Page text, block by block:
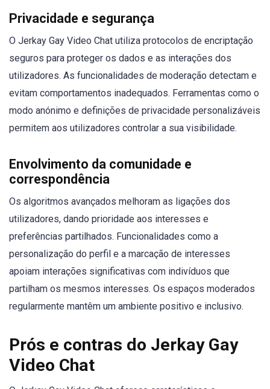
Privacidade e segurança
O Jerkay Gay Video Chat utiliza protocolos de encriptação
seguros para proteger os dados e as interações dos
utilizadores. As funcionalidades de moderação detectam e
evitam comportamentos inadequados. Ferramentas como o
modo anónimo e definições de privacidade personalizáveis
permitem aos utilizadores controlar a sua visibilidade.
Envolvimento da comunidade e
correspondência
Os algoritmos avançados melhoram as ligações dos
utilizadores, dando prioridade aos interesses e
preferências partilhados. Funcionalidades como a
personalização do perfil e a marcação de interesses
apoiam interações significativas com indivíduos que
partilham os mesmos interesses. Os espaços moderados
regularmente mantêm um ambiente positivo e inclusivo.
Prós e contras do Jerkay Gay
Video Chat